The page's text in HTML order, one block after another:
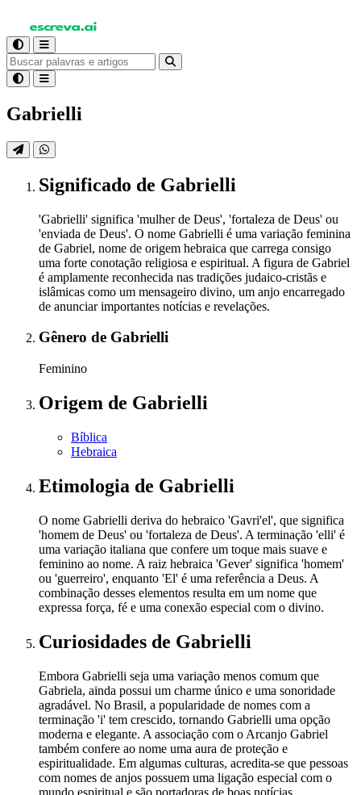
Gabrielli
Significado de Gabrielli
'Gabrielli' significa 'mulher de Deus', 'fortaleza de Deus' ou
'enviada de Deus'. O nome Gabrielli é uma variação feminina
de Gabriel, nome de origem hebraica que carrega consigo
uma forte conotação religiosa e espiritual. A figura de Gabriel
é amplamente reconhecida nas tradições judaico-cristãs e
islâmicas como um mensageiro divino, um anjo encarregado
de anunciar importantes notícias e revelações.
Gênero de Gabrielli
Feminino
Origem de Gabrielli
Bíblica
Hebraica
Etimologia de Gabrielli
O nome Gabrielli deriva do hebraico 'Gavri'el', que significa
'homem de Deus' ou 'fortaleza de Deus'. A terminação 'elli' é
uma variação italiana que confere um toque mais suave e
feminino ao nome. A raiz hebraica 'Gever' significa 'homem'
ou 'guerreiro', enquanto 'El' é uma referência a Deus. A
combinação desses elementos resulta em um nome que
expressa força, fé e uma conexão especial com o divino.
Curiosidades de Gabrielli
Embora Gabrielli seja uma variação menos comum que
Gabriela, ainda possui um charme único e uma sonoridade
agradável. No Brasil, a popularidade de nomes com a
terminação 'i' tem crescido, tornando Gabrielli uma opção
moderna e elegante. A associação com o Arcanjo Gabriel
também confere ao nome uma aura de proteção e
espiritualidade. Em algumas culturas, acredita-se que pessoas
com nomes de anjos possuem uma ligação especial com o
mundo espiritual e são portadoras de boas notícias.